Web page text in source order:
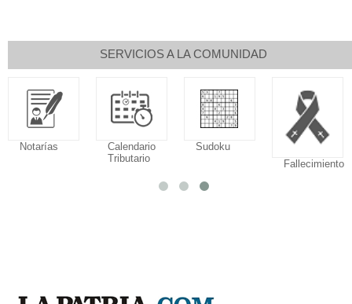
SERVICIOS A LA COMUNIDAD
Notarías
Calendario
Tributario
Sudoku
Fallecimiento